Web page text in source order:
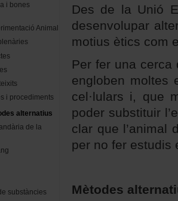
i bones
Animal
i procediments
alternatius
de la
substàncies
Des de la Unió
desenvolupar
motius ètics com
Per fer una
engloben moltes
cel·lulars i, que
poder substituir
clar que l’animal
per no fer estudis
Mètodes